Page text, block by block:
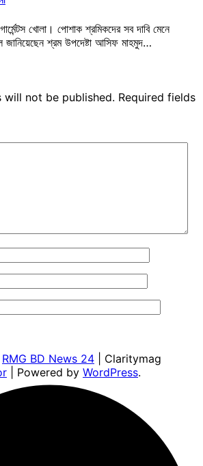
খোলা। পোশাক শ্রমিকদের সব দাবি মেনে
জানিয়েছেন শ্রম উপদেষ্টা আসিফ মাহমুদ…
will not be published. Required fields
RMG BD News 24 | Claritymag
| Powered by WordPress.